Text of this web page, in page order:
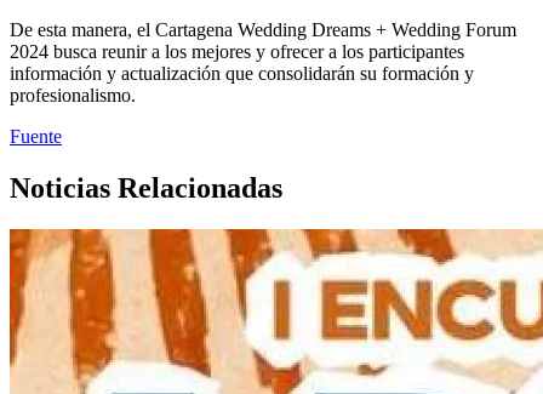
De esta manera, el Cartagena Wedding Dreams + Wedding Forum
2024 busca reunir a los mejores y ofrecer a los participantes
información y actualización que consolidarán su formación y
profesionalismo.
Fuente
Noticias Relacionadas